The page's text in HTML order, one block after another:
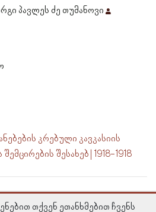
პავლეს ძე თუმანოვი
კრებული კავკასიის
შესახებ | 1918-1918
თქვენ ეთანხმებით ჩვენს